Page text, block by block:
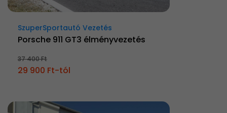
SzuperSportautó Vezetés
Porsche 911 GT3 élményvezetés
37 400 Ft
29 900 Ft-tól